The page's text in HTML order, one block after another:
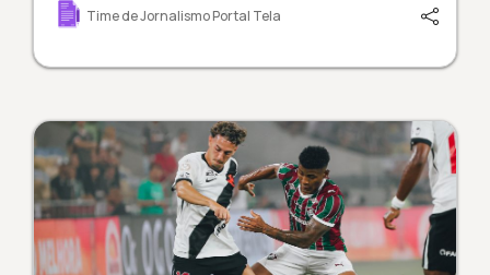
Time de Jornalismo Portal Tela